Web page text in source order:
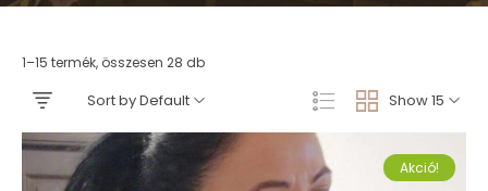
1–15 termék, összesen 28 db
Show 15
Sort by Default
Akció!